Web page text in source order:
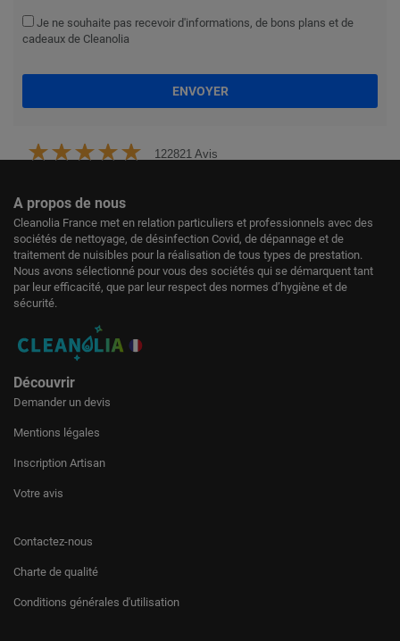
Je ne souhaite pas recevoir d'informations, de bons plans et de
cadeaux de Cleanolia
ENVOYER
122821 Avis
A propos de nous
Cleanolia France met en relation particuliers et professionnels avec des
sociétés de nettoyage, de désinfection Covid, de dépannage et de
traitement de nuisibles pour la réalisation de tous types de prestation.
Nous avons sélectionné pour vous des sociétés qui se démarquent tant
par leur efficacité, que par leur respect des normes d’hygiène et de
sécurité.
Découvrir
Demander un devis
Mentions légales
Inscription Artisan
Votre avis
Contactez-nous
Charte de qualité
Conditions générales d'utilisation